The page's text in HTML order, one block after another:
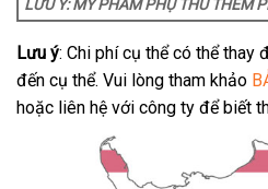
LƯU Ý: MỸ PHẨM PHỤ THU THÊM
Lưu ý: Chi phí cụ thể có thể thay
đến cụ thể. Vui lòng tham khảo
hoặc liên hệ với công ty để biết